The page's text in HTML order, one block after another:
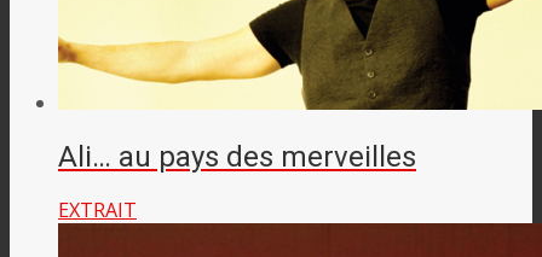
Ali… au pays des merveilles
EXTRAIT